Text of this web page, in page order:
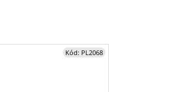
Kód: PL2068